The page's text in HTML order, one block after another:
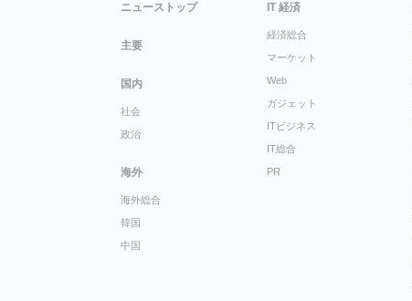
ニューストップ
主要
国内
社会
政治
海外
海外総合
韓国
中国
IT 経済
経済総合
マーケット
Web
ガジェット
ITビジネス
IT総合
PR